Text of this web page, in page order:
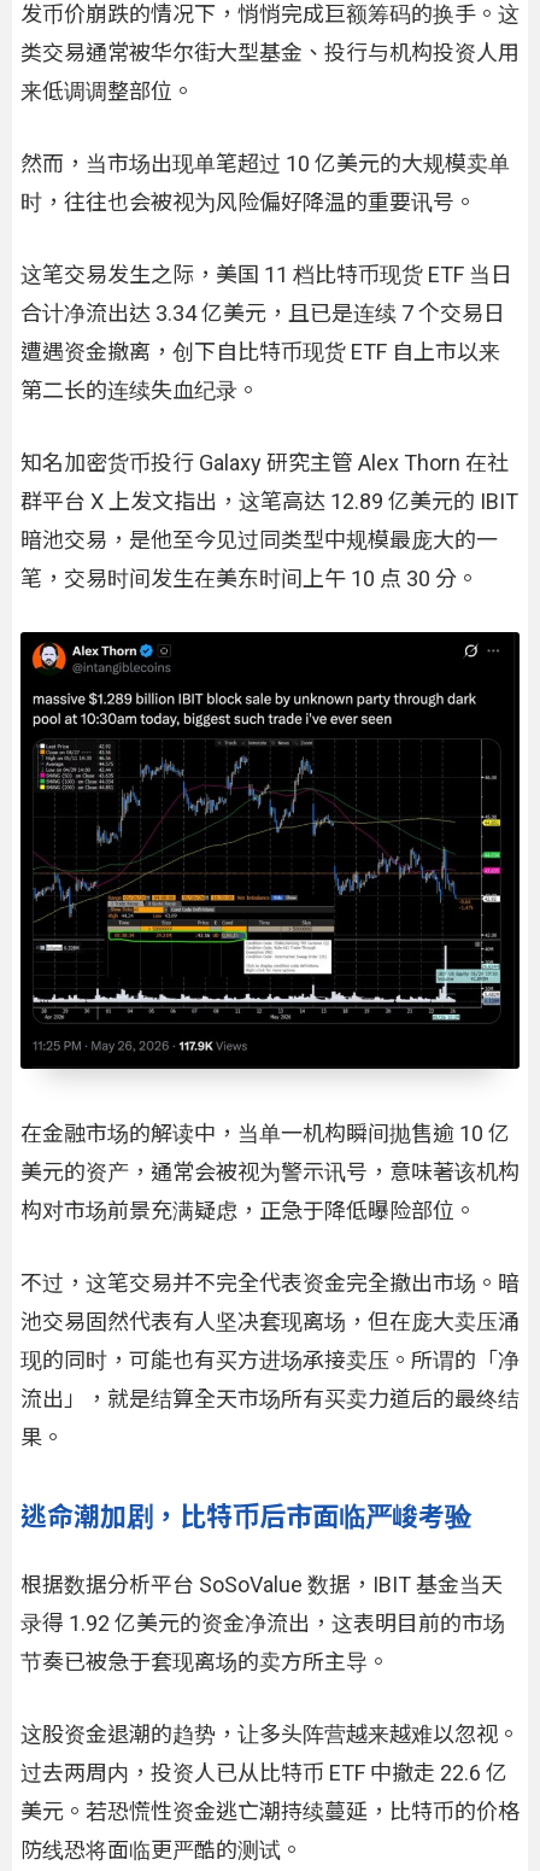
发币价崩跌的情况下，悄悄完成巨额筹码的换手。这
类交易通常被华尔街大型基金、投行与机构投资人用
来低调调整部位。
然而，当市场出现单笔超过 10 亿美元的大规模卖单
时，往往也会被视为风险偏好降温的重要讯号。
这笔交易发生之际，美国 11 档比特币现货 ETF 当日
合计净流出达 3.34 亿美元，且已是连续 7 个交易日
遭遇资金撤离，创下自比特币现货 ETF 自上市以来
第二长的连续失血纪录。
知名加密货币投行 Galaxy 研究主管 Alex Thorn 在社
群平台 X 上发文指出，这笔高达 12.89 亿美元的 IBIT
暗池交易，是他至今见过同类型中规模最庞大的一
笔，交易时间发生在美东时间上午 10 点 30 分。
在金融市场的解读中，当单一机构瞬间抛售逾 10 亿
美元的资产，通常会被视为警示讯号，意味著该机构
构对市场前景充满疑虑，正急于降低曝险部位。
不过，这笔交易并不完全代表资金完全撤出市场。暗
池交易固然代表有人坚决套现离场，但在庞大卖压涌
现的同时，可能也有买方进场承接卖压。所谓的「净
流出」，就是结算全天市场所有买卖力道后的最终结
果。
逃命潮加剧，比特币后市面临严峻考验
根据数据分析平台 SoSoValue 数据，IBIT 基金当天
录得 1.92 亿美元的资金净流出，这表明目前的市场
节奏已被急于套现离场的卖方所主导。
这股资金退潮的趋势，让多头阵营越来越难以忽视。
过去两周内，投资人已从比特币 ETF 中撤走 22.6 亿
美元。若恐慌性资金逃亡潮持续蔓延，比特币的价格
防线恐将面临更严酷的测试。